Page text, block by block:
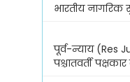
भारतीय नागरिक
पूर्व-न्याय (Res
पश्चातवर्ती